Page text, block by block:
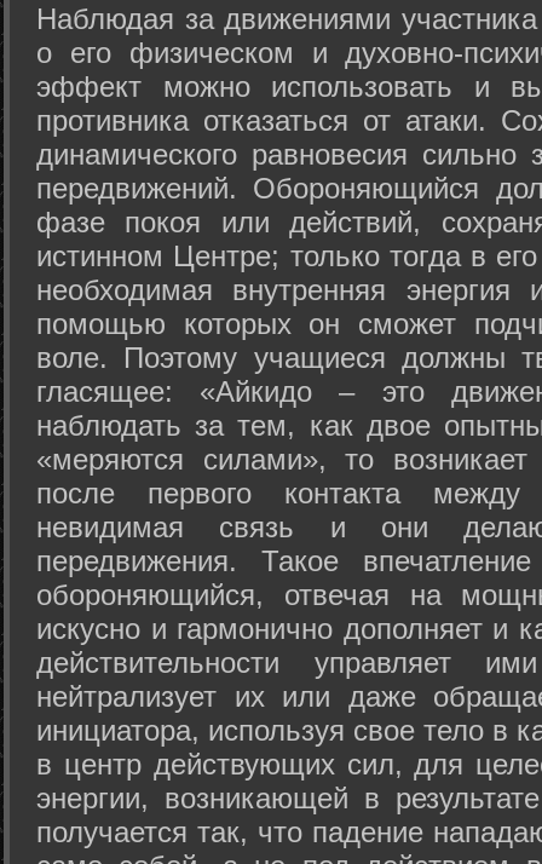
Hаблюдая за движениями
о его физическом и духовно-
эффект можно использовать и
противника отказаться от атаки.
динамического равновесия сильно
передвижений. Обороняющийся
фазе покоя или действий,
истинном Центре; только тогда в
необходимая внутренняя
помощью которых он сможет
воле. Поэтому учащиеся должны
гласящее: «Айкидо – это
наблюдать за тем, как двое
«меряются силами», то возникает
после первого контакта
невидимая связь и они
передвижения. Такое
обороняющийся, отвечая на
искусно и гармонично дополняет и
действительности управляет
нейтрализует их или даже
инициатора, используя свое тело в
в центр действующих сил, для
энергии, возникающей в
получается так, что падение